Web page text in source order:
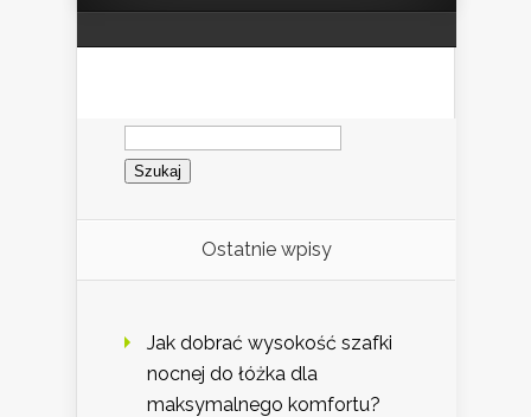
Szukaj:
Ostatnie wpisy
Jak dobrać wysokość szafki
nocnej do łóżka dla
maksymalnego komfortu?